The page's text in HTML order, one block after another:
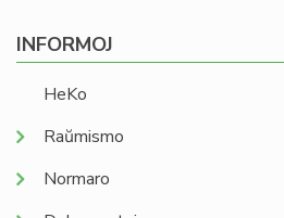
INFORMOJ
HeKo
Raŭmismo
Normaro